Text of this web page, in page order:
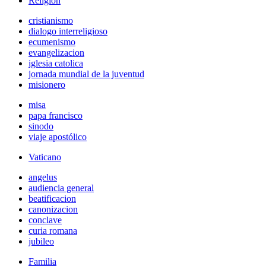
cristianismo
dialogo interreligioso
ecumenismo
evangelizacion
iglesia catolica
jornada mundial de la juventud
misionero
misa
papa francisco
sinodo
viaje apostólico
Vaticano
angelus
audiencia general
beatificacion
canonizacion
conclave
curia romana
jubileo
Familia